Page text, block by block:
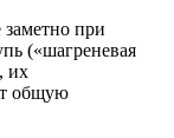
при
(«шагреневая
их
общую